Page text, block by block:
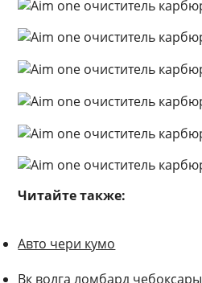
Читайте также:
Авто чери кумо
Вк волга ломбард чебоксары